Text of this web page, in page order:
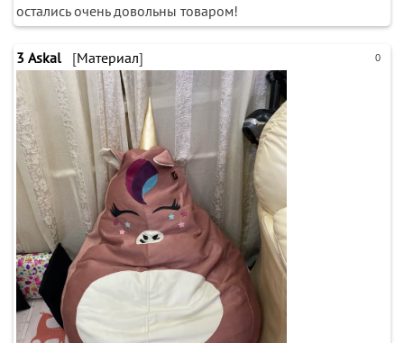
остались очень довольны товаром!
0
3 Askal [Материал]